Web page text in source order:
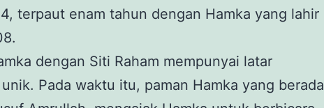
terpaut enam tahun dengan Hamka yang lahir
dengan Siti Raham mempunyai latar
Pada waktu itu, paman Hamka yang berada